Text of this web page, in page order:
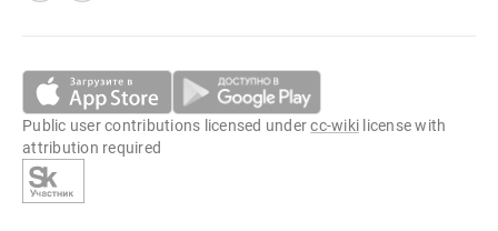
Public user contributions licensed undercc-wiki license with
attribution required